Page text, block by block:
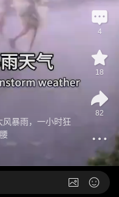
暴雨，一小时狂
4
18
82